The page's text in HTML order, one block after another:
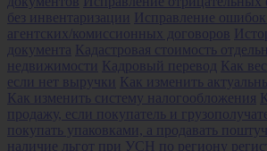
без инвентаризации Исправление ошибок
агентских/комиссионных договоров
документа Кадастровая стоимость
недвижимости Кадровый перевод
Как
если нет выручки Как изменить
Как изменить систему налогообложения
продажу, если покупатель и
покупать упаковками, а продавать
наличие льгот при УСН по региону